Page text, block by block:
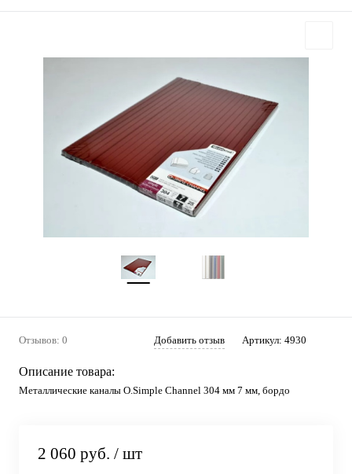
Отзывов: 0 Добавить отзыв Артикул: 4930
Описание товара:
Металлические каналы O.Simple Channel 304 мм 7 мм, бордо
2 060 руб. / шт